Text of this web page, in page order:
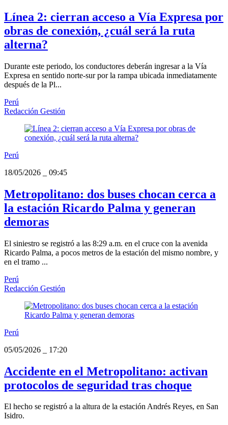
Línea 2: cierran acceso a Vía Expresa por
obras de conexión, ¿cuál será la ruta
alterna?
Durante este periodo, los conductores deberán ingresar a la Vía
Expresa en sentido norte-sur por la rampa ubicada inmediatamente
después de la Pl...
Perú
Redacción Gestión
Perú
18/05/2026
09:45
Metropolitano: dos buses chocan cerca a
la estación Ricardo Palma y generan
demoras
El siniestro se registró a las 8:29 a.m. en el cruce con la avenida
Ricardo Palma, a pocos metros de la estación del mismo nombre, y
en el tramo ...
Perú
Redacción Gestión
Perú
05/05/2026
17:20
Accidente en el Metropolitano: activan
protocolos de seguridad tras choque
El hecho se registró a la altura de la estación Andrés Reyes, en San
Isidro.